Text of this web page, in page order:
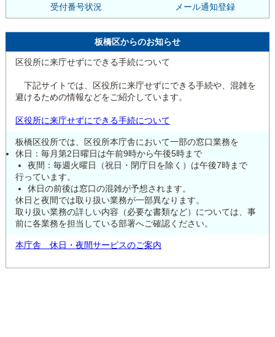
区役所フロアマップ
受付番号状況 メール通知登録
板橋区からのお知らせ
区役所に来庁せずにできる手続について
下記サイトでは、区役所に来庁せずにできる手続や、混雑を
避けるための情報などをご紹介しています。
区役所に来庁せずにできる手続について
板橋区役所では、区役所本庁舎において一部の窓口業務を
休日：毎月第2日曜日は午前9時から午後5時まで
夜間：毎週火曜日（祝日・閉庁日を除く）は午後7時まで
行っています。
休日の前後は窓口の混雑が予想されます。
休日と夜間では取り扱い業務が一部異なります。
取り扱い業務の詳しい内容（必要な書類など）については、事
前に各業務を担当している部署へご確認ください。
本庁舎 休日・夜間サービスのご案内